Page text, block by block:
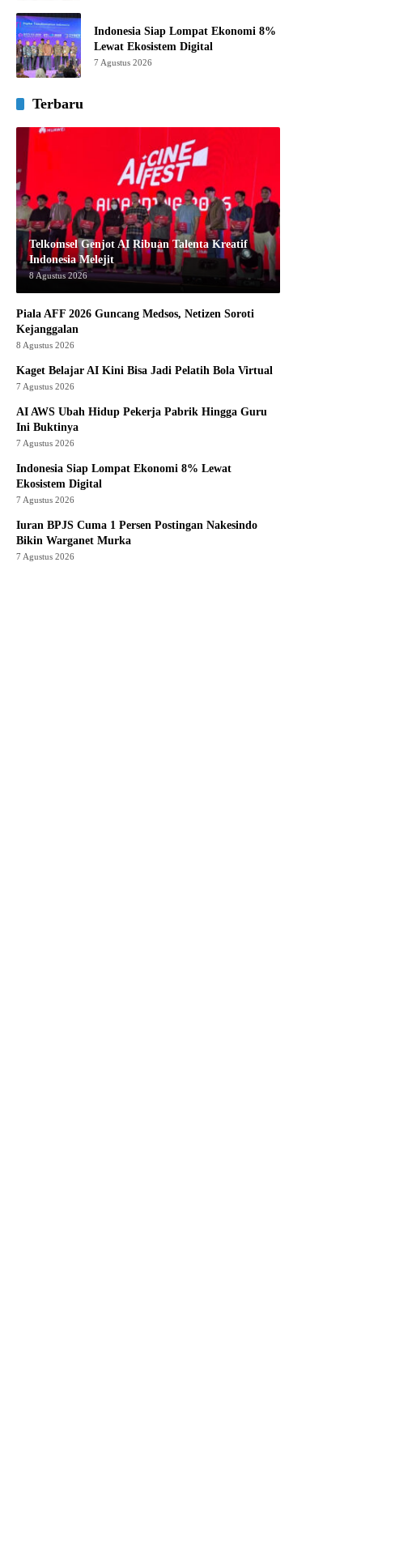
Indonesia Siap Lompat Ekonomi 8%
Lewat Ekosistem Digital
7 Agustus 2026
Terbaru
Telkomsel Genjot AI Ribuan Talenta Kreatif
Indonesia Melejit
8 Agustus 2026
Piala AFF 2026 Guncang Medsos, Netizen Soroti
Kejanggalan
8 Agustus 2026
Kaget Belajar AI Kini Bisa Jadi Pelatih Bola Virtual
7 Agustus 2026
AI AWS Ubah Hidup Pekerja Pabrik Hingga Guru
Ini Buktinya
7 Agustus 2026
Indonesia Siap Lompat Ekonomi 8% Lewat
Ekosistem Digital
7 Agustus 2026
Iuran BPJS Cuma 1 Persen Postingan Nakesindo
Bikin Warganet Murka
7 Agustus 2026